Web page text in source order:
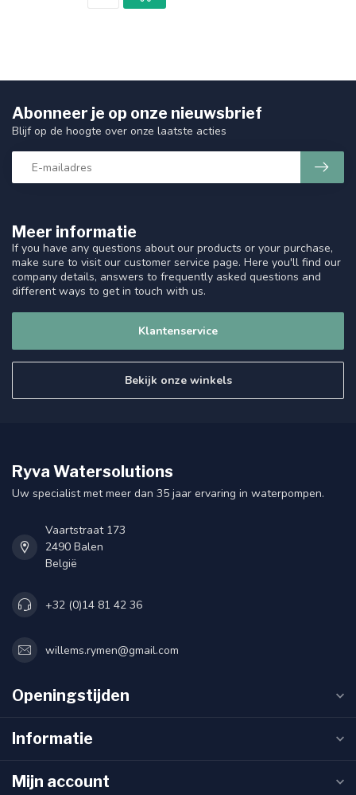
Meer informatie
If you have any questions about our products or your purchase,
make sure to visit our customer service page. Here you'll find our
company details, answers to frequently asked questions and
different ways to get in touch with us.
Klantenservice
Bekijk onze winkels
Abonneer je op onze nieuwsbrief
Blijf op de hoogte over onze laatste acties
Ryva Watersolutions
Uw specialist met meer dan 35 jaar ervaring in waterpompen.
Vaartstraat 173
2490 Balen
België
+32 (0)14 81 42 36
willems.rymen@gmail.com
Openingstijden
Informatie
Mijn account